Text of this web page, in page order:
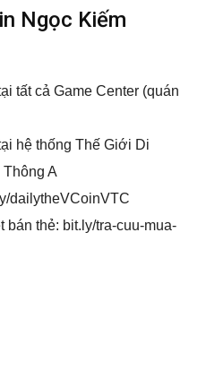
Ngọc Kiếm
tất cả Game Center (quán
hệ thống Thế Giới Di
A
dailytheVCoinVTC
bán thẻ: bit.ly/tra-cuu-mua-